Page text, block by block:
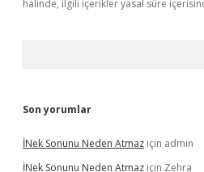
halinde, ilgili içerikler yasal süre
Son yorumlar
İNek Sonunu Neden Atmaz için admin
İNek Sonunu Neden Atmaz için Zehra